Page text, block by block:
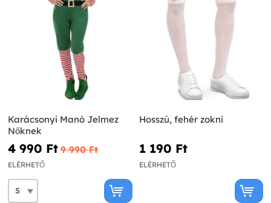
Karácsonyi Manó Jelmez
Nőknek
4 990 Ft‎ 9 990 Ft‎
ELÉRHETŐ
Hosszú, fehér zokni
1 190 Ft‎
ELÉRHETŐ